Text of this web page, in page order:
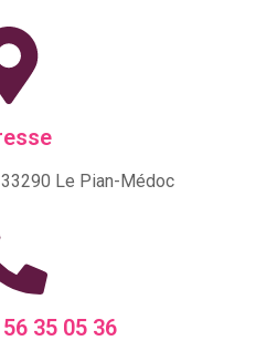
Le Pian-Médoc
35 05 36